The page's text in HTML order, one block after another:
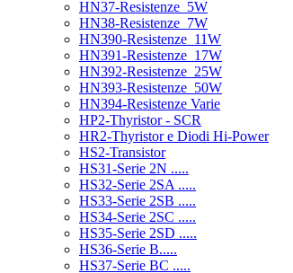
HN37-Resistenze_5W
HN38-Resistenze_7W
HN390-Resistenze_11W
HN391-Resistenze_17W
HN392-Resistenze_25W
HN393-Resistenze_50W
HN394-Resistenze Varie
HP2-Thyristor - SCR
HR2-Thyristor e Diodi Hi-Power
HS2-Transistor
HS31-Serie 2N .....
HS32-Serie 2SA .....
HS33-Serie 2SB .....
HS34-Serie 2SC .....
HS35-Serie 2SD .....
HS36-Serie B.....
HS37-Serie BC .....